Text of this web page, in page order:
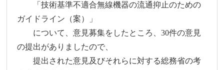
「技術基準不適合無線機器の流通抑止のための
ガイドライン（案）」
について、意見募集をしたところ、30件の意見
の提出がありましたので、
提出された意見及びそれらに対する総務省の考